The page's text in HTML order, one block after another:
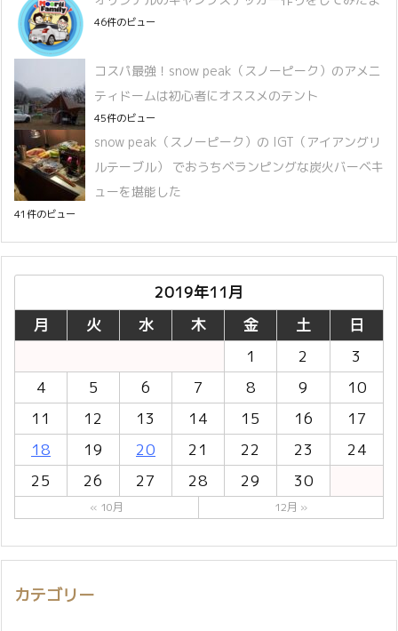
46件のビュー
コスパ最強！snow peak（スノーピーク）のアメニ
ティドームは初心者にオススメのテント
45件のビュー
snow peak（スノーピーク）の IGT（アイアングリ
ルテーブル） でおうちベランピングな炭火バーベキ
ューを堪能した
41件のビュー
2019年11月
月
火 水 木 金 土
日
1
2
3
4
5 6 7 8 9
10
11
12 13 14 15 16
17
18
19 20 21 22 23
24
25
26 27 28 29 30
« 10月 12月 »
カテゴリー